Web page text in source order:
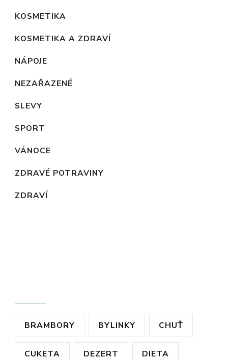
KOSMETIKA
KOSMETIKA A ZDRAVÍ
NÁPOJE
NEZAŘAZENÉ
SLEVY
SPORT
VÁNOCE
ZDRAVÉ POTRAVINY
ZDRAVÍ
BRAMBORY BYLINKY CHUŤ
CUKETA DEZERT DIETA